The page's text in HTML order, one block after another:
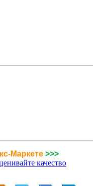
Маркете >>>